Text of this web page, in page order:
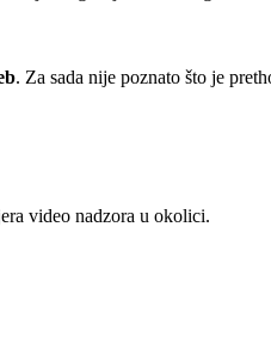
. Za sada nije poznato što je
video nadzora u okolici.